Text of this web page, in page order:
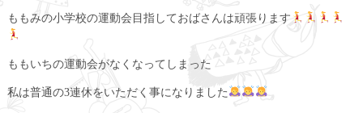
ももみの小学校の運動会目指しておばさんは頑張ります
ももいちの運動会がなくなってしまった
私は普通の3連休をいただく事になりました